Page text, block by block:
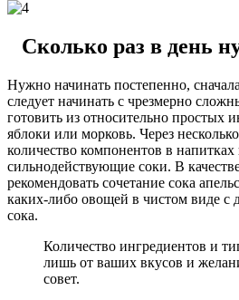
Сколько раз в день
Нужно начинать постепенно,
следует начинать с чрезмерно
готовить из относительно простых
яблоки или морковь. Через
количество компонентов в
сильнодействующие соки. В
рекомендовать сочетание сока
каких-либо овощей в чистом виде с
сока.
Количество ингредиентов и
лишь от ваших вкусов и
совет.